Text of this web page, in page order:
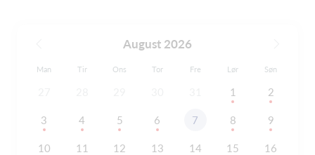
August 2026
Man Tir Ons Tor Fre Lør Søn
1 2
3 4 5 6 7 8 9
10 11 12 13 14 15 16